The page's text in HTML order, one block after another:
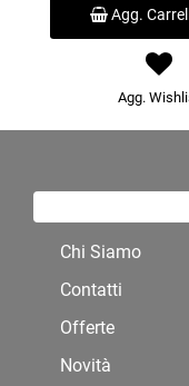
Agg.
Agg.
Chi Siamo
Contatti
Offerte
Novità